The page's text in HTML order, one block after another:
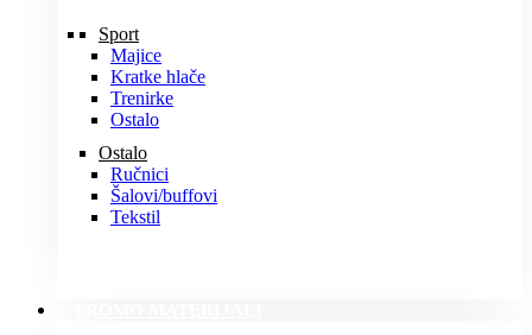
Sport
Majice
Kratke hlače
Trenirke
Ostalo
Ostalo
Ručnici
Šalovi/buffovi
Tekstil